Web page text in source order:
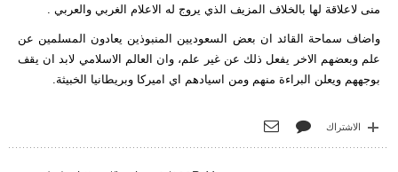
منى لاعلاقة لها بالخلاف المزيف الذي يروج له الاعلام الغربي والعربي .
واضاف سماحة القائد ان بعض السعوديين المنبوذين يعادون المسلمين عن
علم وبعضهم الاخر يفعل ذلك عن غير علم، وان العالم الاسلامي لابد ان يقف
بوجههم ويعلن البراءة منهم ومن اسيادهم اي اميركا وبريطانيا الخبيثة.
الاشتراك